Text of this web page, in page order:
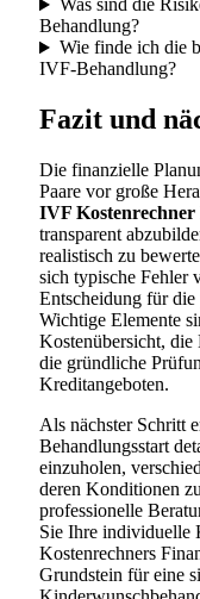
Was sind die
Behandlung?
Wie finde ich die
IVF-Behandlung?
Fazit und
Die finanzielle
Paare vor große
IVF
transparent
realistisch zu
sich typische Fehler
Entscheidung für die
Wichtige Elemente
Kostenübersicht, die
die gründliche
Kreditangeboten.
Als nächster Schritt
Behandlungsstart
einzuholen,
deren Konditionen
professionelle
Sie Ihre individuelle
Kostenrechners
Grundstein für eine